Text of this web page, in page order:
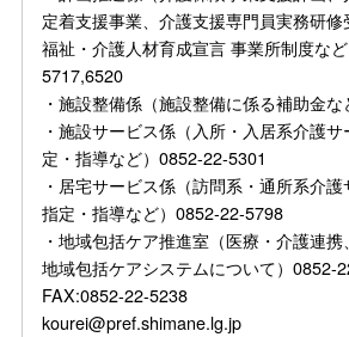
定着支援事業、介護支援専門員実務研
福祉・介護人材育成宣言 事業所制度な
5717,6520
・施設整備係（施設整備に係る補助金な
・施設サービス係（入所・入居系介護
定・指導など）0852-22-5301
・居宅サービス係（訪問系・通所系介
指定・指導など）0852-22-5798
・地域包括ケア推進室（医療・介護連
地域包括ケアシステムについて）0852-
FAX:0852-22-5238
kourei@pref.shimane.lg.jp